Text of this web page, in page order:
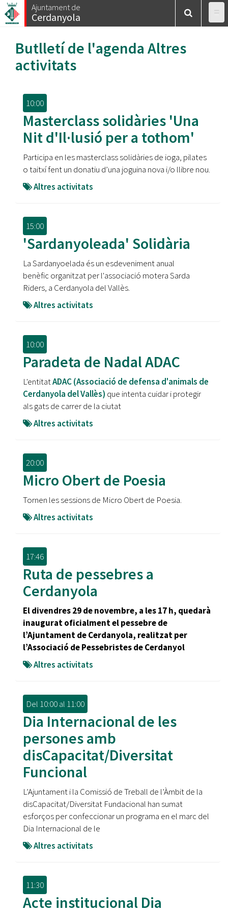
Vés
al
Ajuntament de
Cerdanyola
Butlletí de l'agenda Altres
activitats
10:00
Masterclass solidàries 'Una
Nit d'Il·lusió per a tothom'
Participa en les masterclass solidàries de ioga, pilates
o taitxí fent un donatiu d’una joguina nova i/o llibre nou.
Altres activitats
15:00
'Sardanyoleada' Solidària
La Sardanyoelada és un esdeveniment anual
benèfic organitzat per l'associació motera Sarda
Riders, a Cerdanyola del Vallès.
Altres activitats
10:00
Paradeta de Nadal ADAC
L'entitatADAC (Associació de defensa d'animals de
Cerdanyola del Vallès) que intenta cuidar i protegir
als gats de carrer de la ciutat
Altres activitats
20:00
Micro Obert de Poesia
Tornen les sessions de Micro Obert de Poesia.
Altres activitats
17:46
Ruta de pessebres a
Cerdanyola
El divendres 29 de novembre, a les 17 h, quedarà
inaugurat oficialment el pessebre de
l’Ajuntament de Cerdanyola, realitzat per
l’Associació de Pessebristes de Cerdanyol
Altres activitats
Del 10:00al 11:00
Dia Internacional de les
persones amb
disCapacitat/Diversitat
Funcional
L’Ajuntament i la Comissió de Treball de l’Àmbit de la
disCapacitat/Diversitat Fundacional han sumat
esforços per confeccionar un programa en el marc del
Dia Internacional de le
Altres activitats
11:30
Acte institucional Dia